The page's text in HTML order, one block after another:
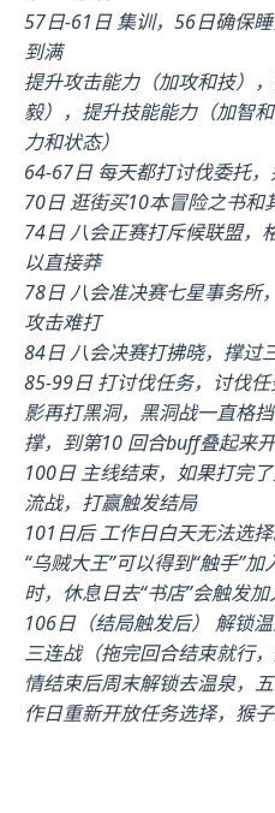
57日-61日 集训，56日确保
到满
提升攻击能力（加攻和技）
毅），提升技能能力（加智
力和状态）
64-67日 每天都打讨伐委托
70日 逛街买10本冒险之书和
74日 八会正赛打斥候联盟，
以直接莽
78日 八会准决赛七星事务所
攻击难打
84日 八会决赛打拂晓，撑过
85-99日 打讨伐任务，讨伐
影再打黑洞，黑洞战一直格
撑，到第10 回合buff叠起来
100日 主线结束，如果打完
流战，打赢触发结局
101日后 工作日白天无法选
“乌贼大王”可以得到“触手”
时，休息日去“书店”会触发
106日（结局触发后） 解锁
三连战（拖完回合结束就行
情结束后周末解锁去温泉，
作日重新开放任务选择，猴